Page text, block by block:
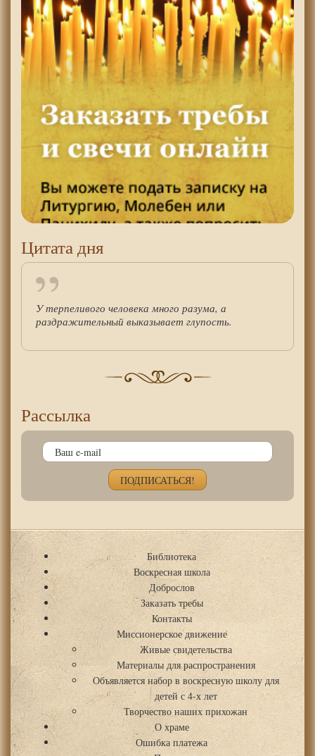
Цитата дня
У терпеливого человека много разума, а
раздражительный выказывает глупость.
Рассылка
Библиотека
Воскресная школа
Доброслов
Заказать требы
Контакты
Миссионерское движение
Живые свидетельства
Материалы для распространения
Объявляется набор в воскресную школу для
детей с 4-х лет
Творчество наших прихожан
О храме
Ошибка платежа